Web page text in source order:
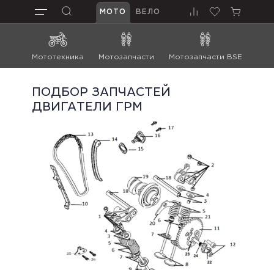
МОТО ВЕЛО
Мототехника Мотозапчасти Мотозапчасти BSE
ПОДБОР ЗАПЧАСТЕЙ
ДВИГАТЕЛИ ГРМ